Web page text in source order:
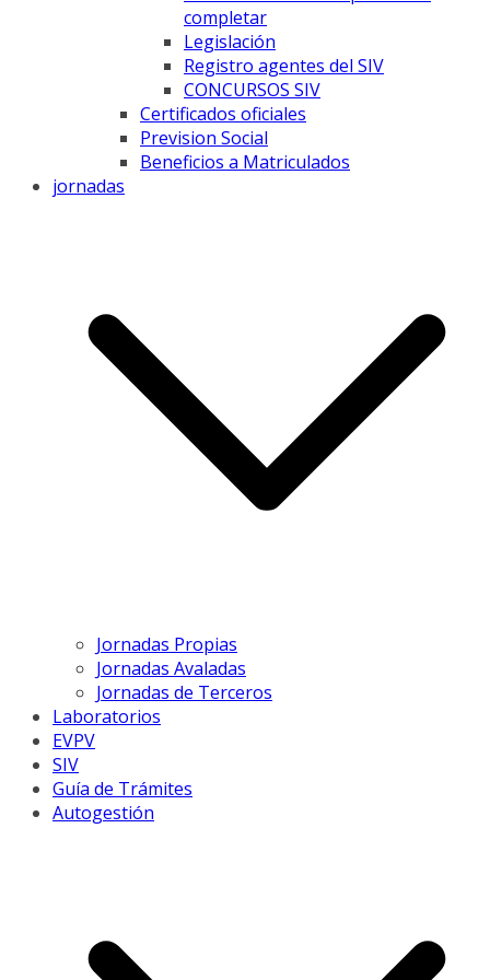
completar
Legislación
Registro agentes del SIV
CONCURSOS SIV
Certificados oficiales
Prevision Social
Beneficios a Matriculados
jornadas
Jornadas Propias
Jornadas Avaladas
Jornadas de Terceros
Laboratorios
EVPV
SIV
Guía de Trámites
Autogestión